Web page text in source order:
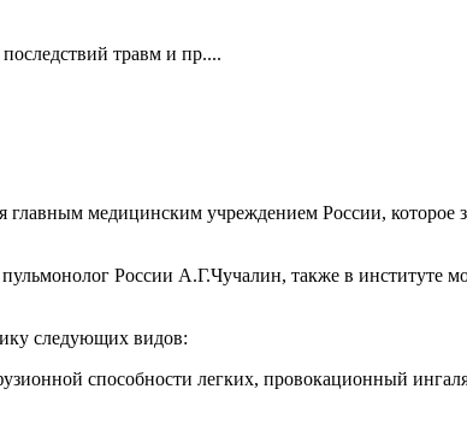
травм и пр....
медицинским учреждением России, которое
России А.Г.Чучалин, также в институте
следующих видов:
способности легких, провокационный